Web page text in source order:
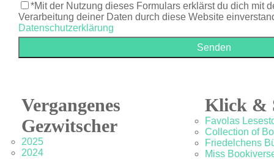
*Mit der Nutzung dieses Formulars erklärst du dich mit
Verarbeitung deiner Daten durch diese Website
Datenschutzerklärung
Vergangenes
Gezwitscher
2025
2024
Klick &
Favolas
Collection of
Friedelchens
Miss